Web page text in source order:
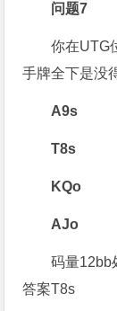
问题7
你在UTG
手牌全下是没
A9s
T8s
KQo
AJo
码量12bb
答案T8s